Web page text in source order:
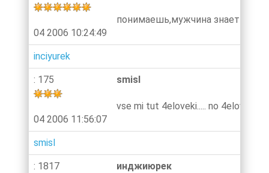
04 2006 10:24:49
понимаешь,мужчина знает но не
inciyurek
: 175
04 2006 11:56:07
smisl
vse mi tut 4eloveki..... no 4elovek
smisl
: 1817 инджиюрек